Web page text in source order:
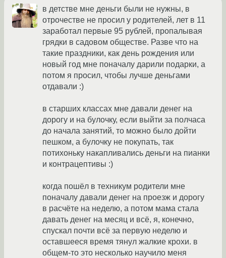
в детстве мне деньги были не нужны, в
отрочестве не просил у родителей, лет в 11
заработал первые 95 рублей, пропалывая
грядки в садовом обществе. Разве что на
такие праздники, как день рождения или
новый год мне поначалу дарили подарки, а
потом я просил, чтобы лучше деньгами
отдавали :)
в старших классах мне давали денег на
дорогу и на булочку, если выйти за полчаса
до начала занятий, то можно было дойти
пешком, а булочку не покупать, так
потихоньку накапливались деньги на пианки
и контрацептивы :)
когда пошёл в техникум родители мне
поначалу давали денег на проезж и дорогу
в расчёте на неделю, а потом мама стала
давать денег на месяц и всё, я, конечно,
спускал почти всё за первую неделю и
оставшееся время тянул жалкие крохи. в
общем-то это несколько научило меня